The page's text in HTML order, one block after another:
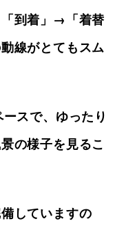
到着」→「着替
線がとてもスム
スで、ゆったり
の様子を見るこ
していますの